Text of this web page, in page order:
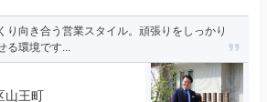
り向き合う営業スタイル。頑張りをしっかり
る環境です...
山王町